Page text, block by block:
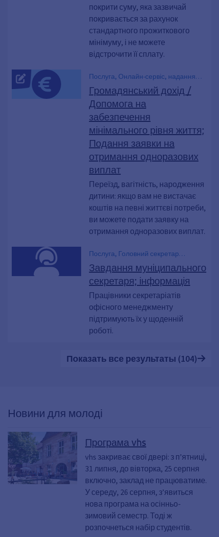
покрити суму, яка зазвичай
покривається за рахунок
стандартного прожиткового
мінімуму, і не можете
відстрочити її сплату.
Послуга, Онлайн-сервіс, надання
послуг у відхиленому порядку,
Допомога, Громадянський дохід,
Одноразові виплати, одноразова
потреба, Початкове оснащення,
Народження, Побутова техніка,
ортопедичне взуття, Вагітність,
терапевтичні прилади, Переїзд,
Квартира
Громадянський дохід /
Допомога на
забезпечення
мінімального рівня життя;
Подання заявки на
отримання одноразових
виплат
Переїзд, вагітність, народження
дитини: якщо вам не вистачає
коштів на певні життєві потреби,
ви можете подати заявку на
отримання одноразових виплат.
Послуга, Головний секретар
Керівник офісу, Виконавчий секретар
з питань діловодства
Завдання муніципального
секретаря; інформація
Працівники секретаріатів
офісного менеджменту
підтримують їх у щоденній
роботі.
Показать все результаты (104)
Новини для молоді
Програма vhs
vhs закриває свої двері: з п’ятниці,
31 липня, до вівторка, 25 серпня
включно, заклад не працюватиме.
У середу, 26 серпня, з’явиться
нова програма на осінньо-
зимовий семестр. Тоді ж
розпочнеться набір студентів.